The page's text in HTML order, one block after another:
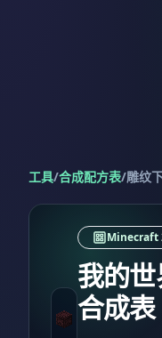
工具/合成配方表/雕纹
Minecraft
我的
合成表